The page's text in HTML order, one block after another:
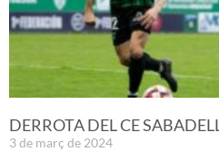
DERROTA DEL CE
3 de març de 2024